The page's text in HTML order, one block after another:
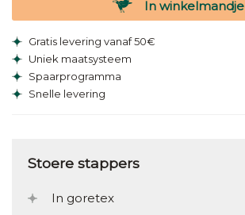
In winkelmandje
Gratis levering vanaf 50€
Uniek maatsysteem
Spaarprogramma
Snelle levering
Stoere stappers
In goretex